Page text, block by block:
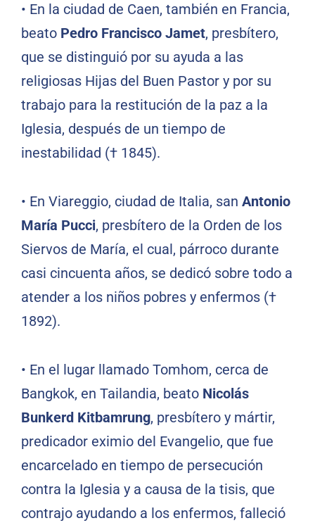
• En la ciudad de Caen, también en Francia,
beato Pedro Francisco Jamet, presbítero,
que se distinguió por su ayuda a las
religiosas Hijas del Buen Pastor y por su
trabajo para la restitución de la paz a la
Iglesia, después de un tiempo de
inestabilidad († 1845).
• En Viareggio, ciudad de Italia, san Antonio
María Pucci, presbítero de la Orden de los
Siervos de María, el cual, párroco durante
casi cincuenta años, se dedicó sobre todo a
atender a los niños pobres y enfermos (†
1892).
• En el lugar llamado Tomhom, cerca de
Bangkok, en Tailandia, beato Nicolás
Bunkerd Kitbamrung, presbítero y mártir,
predicador eximio del Evangelio, que fue
encarcelado en tiempo de persecución
contra la Iglesia y a causa de la tisis, que
contrajo ayudando a los enfermos, falleció